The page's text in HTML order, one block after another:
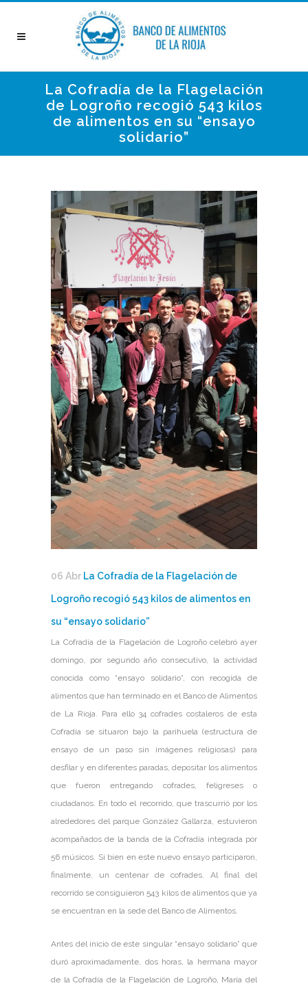
La Cofradía de la Flagelación
de Logroño recogió 543 kilos
de alimentos en su “ensayo
solidario”
06 Abr La Cofradía de la Flagelación de
Logroño recogió 543 kilos de alimentos en
su “ensayo solidario”
La Cofradía de la Flagelación de Logroño celebró ayer
domingo, por segundo año consecutivo, la actividad
conocida como “ensayo solidario”, con recogida de
alimentos que han terminado en el Banco de Alimentos
de La Rioja. Para ello 34 cofrades costaleros de esta
Cofradía se situaron bajo la parihuela (estructura de
ensayo de un paso sin imágenes religiosas) para
desfilar y en diferentes paradas, depositar los alimentos
que fueron entregando cofrades, feligreses o
ciudadanos. En todo el recorrido, que trascurrió por los
alrededores del parque González Gallarza, estuvieron
acompañados de la banda de la Cofradía integrada por
56 músicos. Si bien en este nuevo ensayo participaron,
finalmente, un centenar de cofrades. Al final del
recorrido se consiguieron 543 kilos de alimentos que ya
se encuentran en la sede del Banco de Alimentos.
Antes del inicio de este singular “ensayo solidario” que
duró aproximadamente, dos horas, la hermana mayor
de la Cofradía de la Flagelación de Logroño, María del